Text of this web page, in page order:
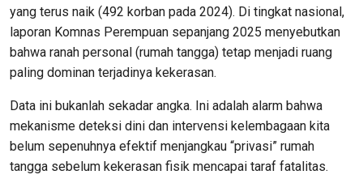
yang terus naik (492 korban pada 2024). Di tingkat nasional,
laporan Komnas Perempuan sepanjang 2025 menyebutkan
bahwa ranah personal (rumah tangga) tetap menjadi ruang
paling dominan terjadinya kekerasan.
Data ini bukanlah sekadar angka. Ini adalah alarm bahwa
mekanisme deteksi dini dan intervensi kelembagaan kita
belum sepenuhnya efektif menjangkau “privasi” rumah
tangga sebelum kekerasan fisik mencapai taraf fatalitas.